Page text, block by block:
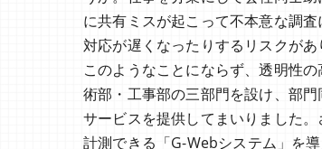
に共有ミスが起こって不本意な調
対応が遅くなったりするリスクがあ
このようなことにならず、透明性
術部・工事部の三部門を設け、部
サービスを提供してまいりました
計測できる「G-Webシステム」を